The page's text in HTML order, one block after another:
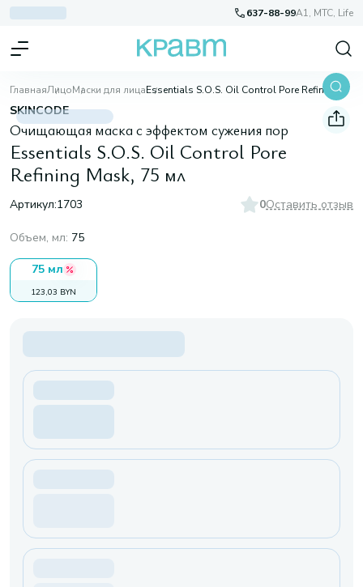
637-88-99A1, МТС, Life
ГлавнаяЛицоМаски для лица Essentials S.O.S. Oil Control Pore Refining Mask, 75 мл
SKINCODE
Очищающая маска с эффектом сужения пор
Essentials S.O.S. Oil Control Pore
Refining Mask, 75 мл
Артикул:1703 0Оставить отзыв
Объем, мл: 75
75 мл
123,03 BYN